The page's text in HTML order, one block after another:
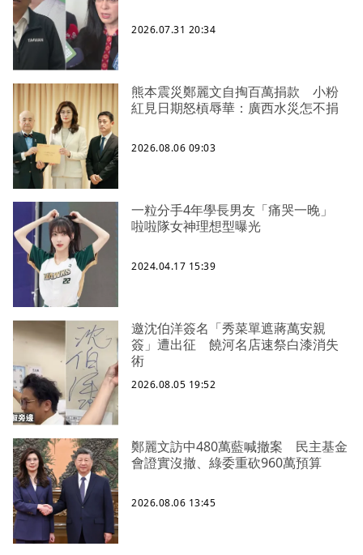
2026.07.31 20:34
熊本震災鄭麗文自掏百萬捐款 小粉
紅見日期怒槓辱華：廣西水災怎不捐
2026.08.06 09:03
一粒分手4年學長男友「痛哭一晚」
啦啦隊女神理想型曝光
2024.04.17 15:39
邀沈伯洋簽名「秀菜單遮蔣萬安親
簽」遭出征 饒河名店速祭白漆消失
術
2026.08.05 19:52
鄭麗文訪中480萬藍喊撤案 民主基金
會證實沒撤、綠委重砍960萬預算
2026.08.06 13:45